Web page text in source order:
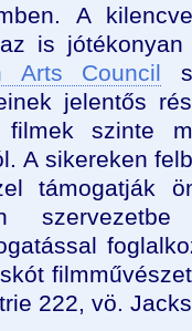
A
is
Arts Council
jelentős
filmek szinte
A sikereken
támogatják
222, vö.